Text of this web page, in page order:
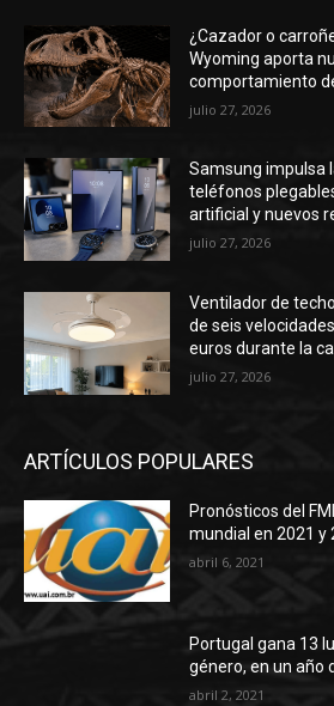
¿Cazador o
Wyoming aporta
comportamiento
julio 27, 2026
Samsung impulsa
teléfonos
artificial y nuevos
julio 27, 2026
Ventilador de
de seis
euros durante la
julio 27, 2026
ARTÍCULOS POPULARES
Pronósticos del
mundial en 2021 y
abril 6, 2021
Portugal gana 13
género, en un año
abril 2, 2021